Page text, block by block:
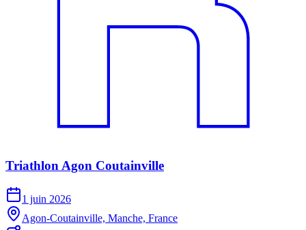
Triathlon Agon Coutainville
1 juin 2026
Agon-Coutainville, Manche, France